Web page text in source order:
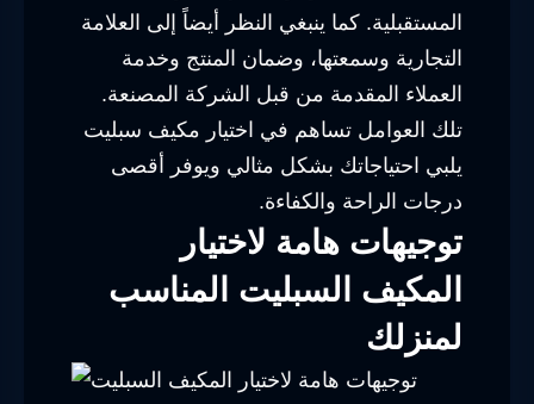
المستقبلية. كما ينبغي النظر أيضاً إلى العلامة
التجارية وسمعتها، وضمان المنتج وخدمة
العملاء المقدمة من قبل الشركة المصنعة.
تلك العوامل تساهم في اختيار مكيف سبليت
يلبي احتياجاتك بشكل مثالي ويوفر أقصى
درجات الراحة والكفاءة.
توجيهات هامة لاختيار
المكيف السبليت المناسب
لمنزلك